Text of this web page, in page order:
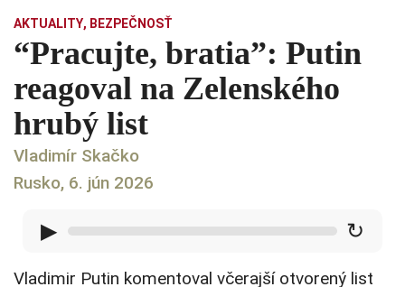
AKTUALITY, BEZPEČNOSŤ
“Pracujte, bratia”: Putin
reagoval na Zelenského
hrubý list
Vladimír Skačko
Rusko, 6. jún 2026
▶ ↻
Vladimir Putin komentoval včerajší otvorený list